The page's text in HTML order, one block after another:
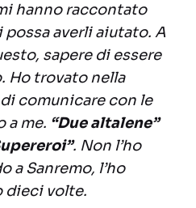
hanno raccontato
possa averli aiutato. A
sapere di essere
Ho trovato nella
comunicare con le
a me. “Due altalene”
. Non l’ho
a Sanremo, l’ho
dieci volte.